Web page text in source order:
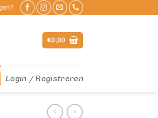
€0,00
Login / Registreren